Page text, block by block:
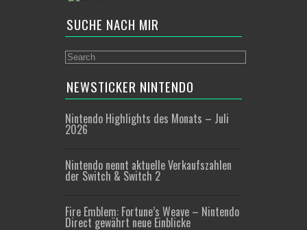
SUCHE NACH MIR
NEWSTICKER NINTENDO
Nintendo Highlights des Monats – Juli
2026
Nintendo nennt aktuelle Verkaufszahlen
der Switch & Switch 2
Fire Emblem: Fortune’s Weave – Nintendo
Direct gewährt neue Einblicke